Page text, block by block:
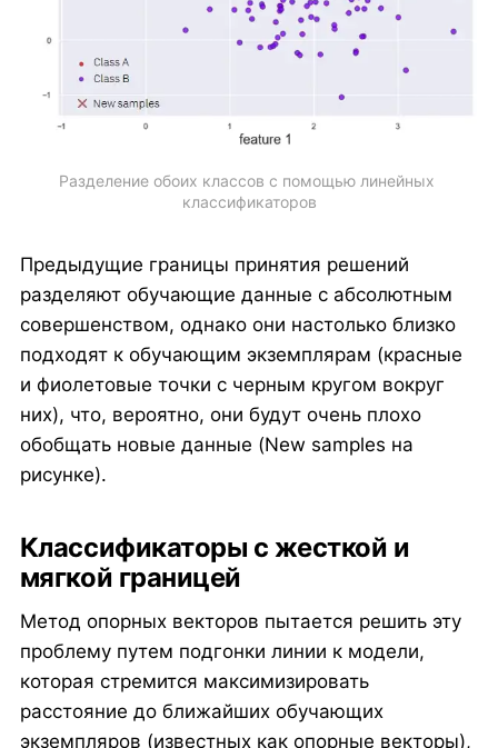
Разделение обоих классов с помощью линейных
классификаторов
Предыдущие границы принятия решений
разделяют обучающие данные с абсолютным
совершенством, однако они настолько близко
подходят к обучающим экземплярам (красные
и фиолетовые точки с черным кругом вокруг
них), что, вероятно, они будут очень плохо
обобщать новые данные (New samples на
рисунке).
Классификаторы с жесткой и
мягкой границей
Метод опорных векторов пытается решить эту
проблему путем подгонки линии к модели,
которая стремится максимизировать
расстояние до ближайших обучающих
экземпляров (известных как опорные векторы),